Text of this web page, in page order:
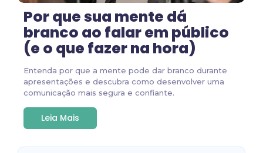
Por que sua mente dá
branco ao falar em público
(e o que fazer na hora)
Entenda por que a mente pode dar branco durante
apresentações e descubra como desenvolver uma
comunicação mais segura e confiante.
Leia Mais